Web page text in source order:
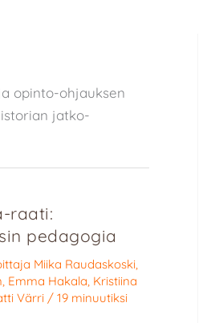
opinto-ohjauksen
jatko-
raati:
pedagogia
Miika Raudaskoski,
Emma Hakala Kristiina
Värri/ 19 minuutiksi